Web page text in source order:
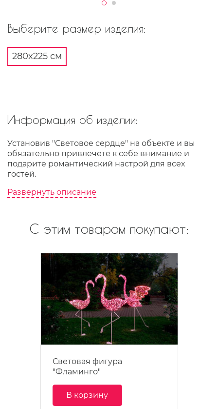
Выберите размер изделия:
280x225 см
Информация об изделии:
Установив "Световое сердце" на объекте и вы
обязательно привлечете к себе внимание и
подарите романтический настрой для всех
гостей.
Развернуть описание
С этим товаром покупают:
Световая фигура
"Фламинго"
В корзину